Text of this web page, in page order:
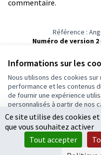
Informations sur les
Nous utilisons des cookies
performance et les contenus
de fournir une expérience
personnalisés à partir de nos
Accepter
commentaire.
Référence :
Numéro de version 2
Conditions d'utilisation
Paramètres des cookies
Ecrivons Angers sur X
(Lien externe)
Ecrivons Angers sur
(Lien externe)
Ce site utilise des cookies
que vous souhaitez activer
Tout accepter